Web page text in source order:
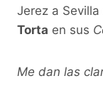
Jerez a
Torta en sus
Me dan las